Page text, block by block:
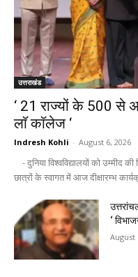
उत्तराखंड
‘ 21 राज्यों के 500 से
लाॅ काॅलेज ‘
Indresh Kohli - August 6, 2026
- दुनिया विश्वविद्यालयों को उम्मीद
छात्रों के स्वागत में आज दीक्षारम्भ
‘
August